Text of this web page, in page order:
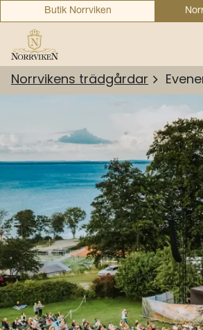
Butik Norrviken
Norrvikens trädgårdar